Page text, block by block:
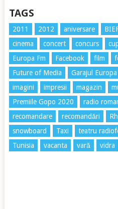
TAGS
2011 2012 aniversare
cinema
concert concurs
Europa Fm
Facebook film
Future of Media
Garajul Europa
imagini
impresii magazin
Premiile Gopo 2020
radio
recomandare
recomandări
snowboard
Taxi teatru
Tunisia
vacanta vară vidra